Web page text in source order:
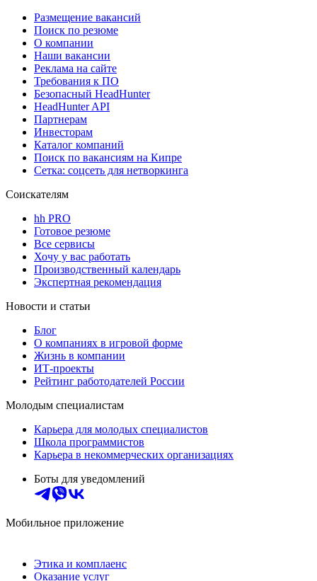
Размещение вакансий
Поиск по резюме
О компании
Наши вакансии
Реклама на сайте
Требования к ПО
Безопасный HeadHunter
HeadHunter API
Партнерам
Инвесторам
Каталог компаний
Поиск по вакансиям на Кипре
Сетка: соцсеть для нетворкинга
Соискателям
hh PRO
Готовое резюме
Все сервисы
Хочу у вас работать
Производственный календарь
Экспертная рекомендация
Новости и статьи
Блог
О компаниях в игровой форме
Жизнь в компании
ИТ-проекты
Рейтинг работодателей России
Молодым специалистам
Карьера для молодых специалистов
Школа программистов
Карьера в некоммерческих организациях
Боты для уведомлений
Мобильное приложение
Этика и комплаенс
Оказание услуг